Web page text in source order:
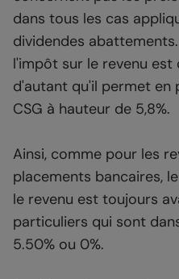
dans tous les cas
dividendes
l'impôt sur le revenu est
d'autant qu'il permet en
CSG à hauteur de 5,8%.
Ainsi, comme pour les
placements bancaires,
le revenu est toujours
particuliers qui sont
5.50% ou 0%.